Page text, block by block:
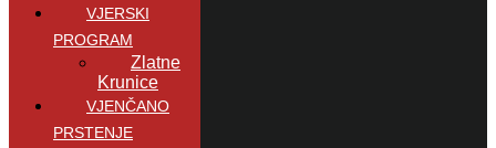
VJERSKI
PROGRAM
Zlatne
Krunice
VJENČANO
PRSTENJE